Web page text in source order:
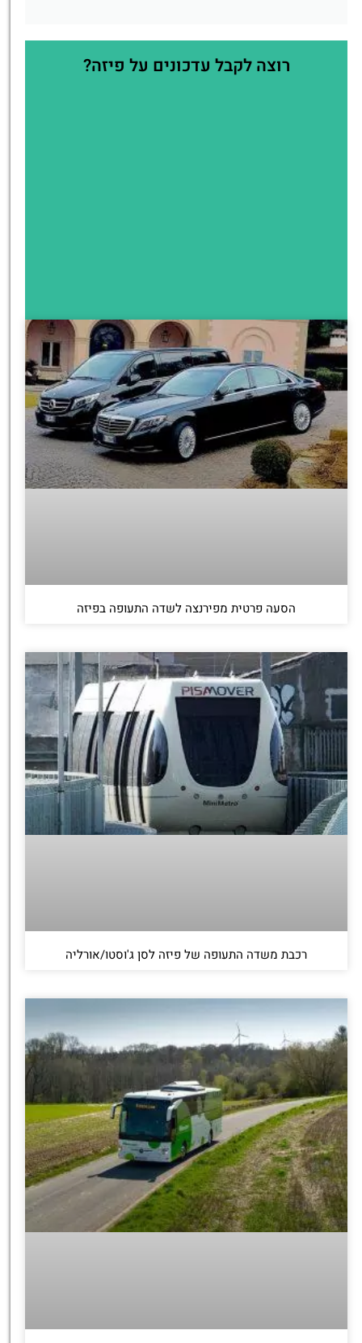
רוצה לקבל עדכונים על פיזה?
הסעה פרטית מפירנצה לשדה התעופה בפיזה
רכבת משדה התעופה של פיזה לסן ג'וסטו/אורליה